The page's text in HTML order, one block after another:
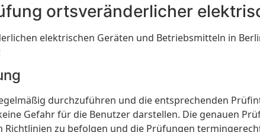
ortsveränderlicher
elektrischen Geräten und Betriebsmitteln in
durchzuführen und die entsprechenden
Gefahr für die Benutzer darstellen. Die genauen
Richtlinien zu befolgen und die Prüfungen